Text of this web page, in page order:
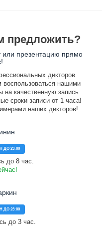
предложить?
или презентацию прямо
дикторов
нашими
качественную запись
сроки записи от 1 часа!
наших дикторов!
ДО 23:00
до 8 час.
ДО 23:00
до 3 час.